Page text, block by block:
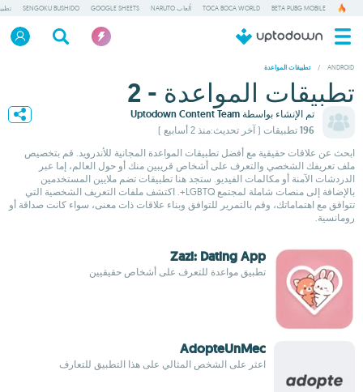
BETA PUBG MOBILE
TOCA BOCA WORLD ألعاب NARUTO GOOGLE SHEETS
SENGOKU BUSHIDO
ANDROID
/ تطبيقات المواعدة
تطبيقات المواعدة - 2
تم الإنشاء بواسطة Uptodown Content Team
196 تطبيقات
( آخر تحديث:منذ 2 أسابيع )
ابحث عن علاقات حقيقية مع أفضل تطبيقات المواعدة المجانية للأندرويد. قم بتخصيص
ملف تعريفك الشخصي والتعرف على أشخاص قريبين منك أو حول العالم، إما عبر
الدردشات الآمنة أو مكالمات الفيديو. ستجد هنا تطبيقات تضم ملايين المستخدمين
بالإضافة إلى منصات شاملة لمجتمع LGBTQ+. اكتشف ملفات التعريف الشخصية التي
تتوافق مع اهتماماتك، وقم بالتمرير للتوافق وبناء علاقات ذات معنى، سواء كانت صداقة أو
رومانسية.
Zazi: Dating App
تطبيق مواعدة للتعرف على أشخاص حقيقيين
AdopteUnMec
اعثر على الشخص المثالي على هذا التطبيق للتعارف